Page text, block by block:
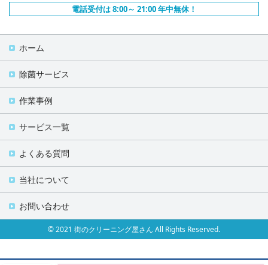
電話受付は 8:00～ 21:00 年中無休！
ホーム
除菌サービス
作業事例
サービス一覧
よくある質問
当社について
お問い合わせ
© 2021 街のクリーニング屋さん All Rights Reserved.